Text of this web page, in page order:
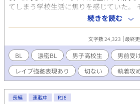
てしまう学校生活に焦りを感じていた。
消す親友の怜思。もっと知りたい……雄
け、彼の“真実”を知ってしまう。 その瞬
のは歪んだ独占欲だった。 愛されたい
それでも言葉にしないと伝わらない。
いく、思春期の葛藤と危うさを描いた、
続きを読む
文字数 24,323 最終
BL 濃密BL 男子高校生
男前受
レイプ強姦表現あり
切ない 執着攻
長編 連載中 R18